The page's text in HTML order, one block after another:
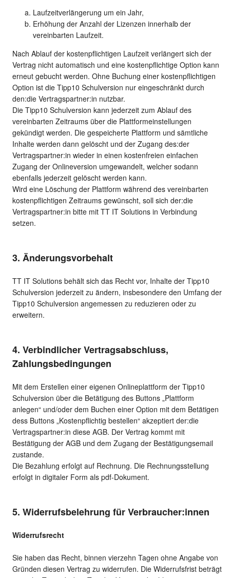
Laufzeitverlängerung um ein Jahr,
Erhöhung der Anzahl der Lizenzen innerhalb der
vereinbarten Laufzeit.
Nach Ablauf der kostenpflichtigen Laufzeit verlängert sich der
Vertrag nicht automatisch und eine kostenpflichtige Option kann
erneut gebucht werden. Ohne Buchung einer kostenpflichtigen
Option ist die Tipp10 Schulversion nur eingeschränkt durch
den:die Vertragspartner:in nutzbar.
Die Tipp10 Schulversion kann jederzeit zum Ablauf des
vereinbarten Zeitraums über die Plattformeinstellungen
gekündigt werden. Die gespeicherte Plattform und sämtliche
Inhalte werden dann gelöscht und der Zugang des:der
Vertragspartner:in wieder in einen kostenfreien einfachen
Zugang der Onlineversion umgewandelt, welcher sodann
ebenfalls jederzeit gelöscht werden kann.
Wird eine Löschung der Plattform während des vereinbarten
kostenpflichtigen Zeitraums gewünscht, soll sich der:die
Vertragspartner:in bitte mit TT IT Solutions in Verbindung
setzen.
3. Änderungsvorbehalt
TT IT Solutions behält sich das Recht vor, Inhalte der Tipp10
Schulversion jederzeit zu ändern, insbesondere den Umfang der
Tipp10 Schulversion angemessen zu reduzieren oder zu
erweitern.
4. Verbindlicher Vertragsabschluss,
Zahlungsbedingungen
Mit dem Erstellen einer eigenen Onlineplattform der Tipp10
Schulversion über die Betätigung des Buttons „Plattform
anlegen“ und/oder dem Buchen einer Option mit dem Betätigen
dess Buttons „Kostenpflichtig bestellen“ akzeptiert der:die
Vertragspartner:in diese AGB. Der Vertrag kommt mit
Bestätigung der AGB und dem Zugang der Bestätigungsemail
zustande.
Die Bezahlung erfolgt auf Rechnung. Die Rechnungsstellung
erfolgt in digitaler Form als pdf-Dokument.
5. Widerrufsbelehrung für Verbraucher:innen
Widerrufsrecht
Sie haben das Recht, binnen vierzehn Tagen ohne Angabe von
Gründen diesen Vertrag zu widerrufen. Die Widerrufsfrist beträgt